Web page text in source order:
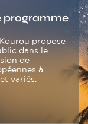
programme
propose
dans le
de
à
variés.